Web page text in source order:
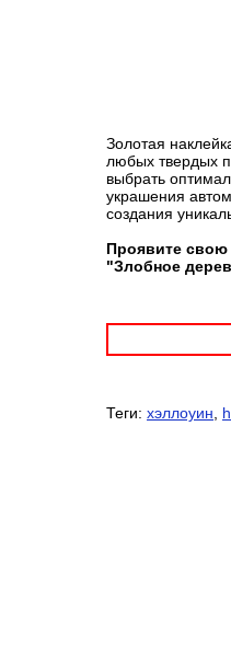
Золотая
любых твердых
выбрать
украшения
создания
Проявите свою
"Злобное
Теги: хэллоуин,